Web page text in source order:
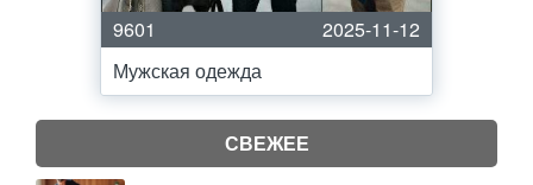
9601
2025-11-12
Мужская одежда
СВЕЖЕЕ